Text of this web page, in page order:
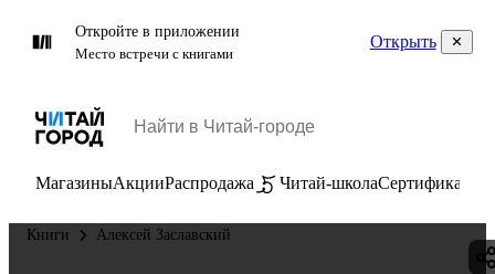
Откройте в приложении
Место встречи с книгами
Открыть
МагазиныАкцииРаспродажа Читай-школаСертификаты
Книги Алексей Заславский